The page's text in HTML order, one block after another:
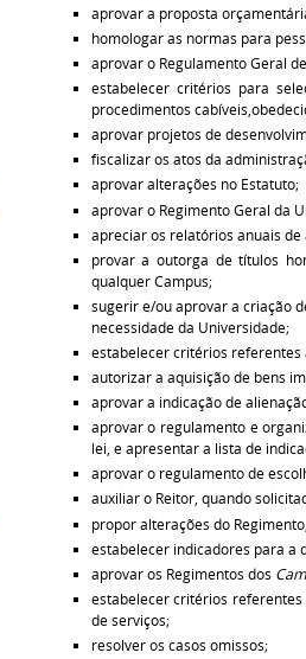
aprovar a proposta
homologar as normas para
aprovar o Regulamento Geral
estabelecer critérios para
procedimentos
aprovar projetos de
fiscalizar os atos da
aprovar alterações no Estatuto;
aprovar o Regimento Geral da
apreciar os relatórios anuais de
provar a outorga de títulos
qualquer Campus;
sugerir e/ou aprovar a criação
necessidade da Universidade;
estabelecer critérios referentes
autorizar a aquisição de bens
aprovar a indicação de
aprovar o regulamento e
lei, e apresentar a lista de
aprovar o regulamento de
auxiliar o Reitor, quando
propor alterações do
estabelecer indicadores para a
aprovar os Regimentos dos
estabelecer critérios
de serviços;
resolver os casos omissos;